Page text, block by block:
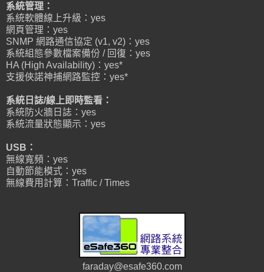
系統管理：
系統軟體線上升級：yes
網頁管理：yes
SNMP 網路通信協定 (v1, v2)：yes
系統組態參數檔案備份 / 回復：yes
HA (High Availability)：yes*
支援俠諾神捕網路監控：yes*
系統日誌/線上即時監看：
系統防火牆日誌：yes
系統流量狀態顯示：yes
USB：
無線寬頻：yes
自動節能模式：yes
無線費用計算：Traffic / Times
faraday@esafe360.com